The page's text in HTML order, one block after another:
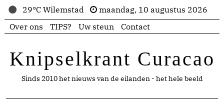
29°C Wilemstad
maandag, 10 augustus 2026
Over ons
TIPS? Uw steun Contact
Knipselkrant Curacao
Sinds 2010 het nieuws van de eilanden - het hele beeld